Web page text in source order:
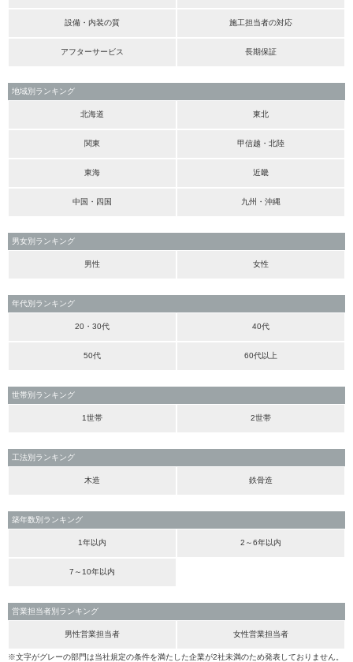
設備・内装の質 施工担当者の対応
アフターサービス 長期保証
地域別ランキング
北海道 東北
関東 甲信越・北陸
東海 近畿
中国・四国 九州・沖縄
男女別ランキング
男性 女性
年代別ランキング
20・30代 40代
50代 60代以上
世帯別ランキング
1世帯 2世帯
工法別ランキング
木造 鉄骨造
築年数別ランキング
1年以内 2～6年以内
7～10年以内
営業担当者別ランキング
男性営業担当者 女性営業担当者
※文字がグレーの部門は当社規定の条件を満たした企業が2社未満のため発表しておりません。